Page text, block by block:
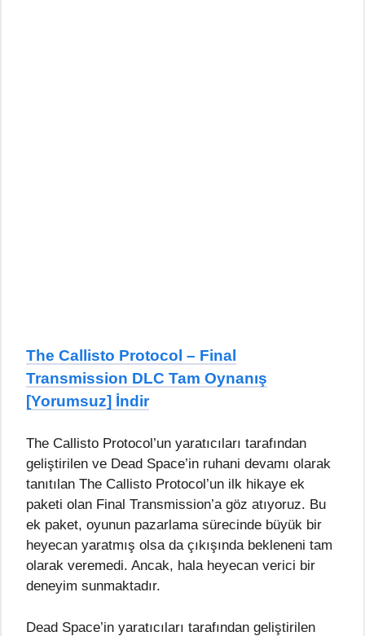
The Callisto Protocol – Final
Transmission DLC Tam Oynanış
[Yorumsuz] İndir
The Callisto Protocol’un yaratıcıları tarafından
geliştirilen ve Dead Space’in ruhani devamı olarak
tanıtılan The Callisto Protocol’un ilk hikaye ek
paketi olan Final Transmission’a göz atıyoruz. Bu
ek paket, oyunun pazarlama sürecinde büyük bir
heyecan yaratmış olsa da çıkışında bekleneni tam
olarak veremedi. Ancak, hala heyecan verici bir
deneyim sunmaktadır.
Dead Space’in yaratıcıları tarafından geliştirilen